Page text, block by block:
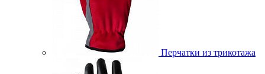
Перчатки из трикотажа